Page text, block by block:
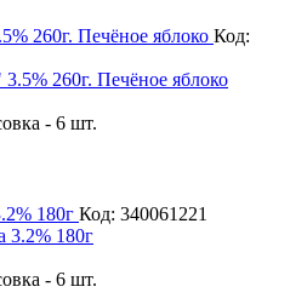
260г. Печёное яблоко Код:
- 6 шт.
180г Код: 340061221
- 6 шт.